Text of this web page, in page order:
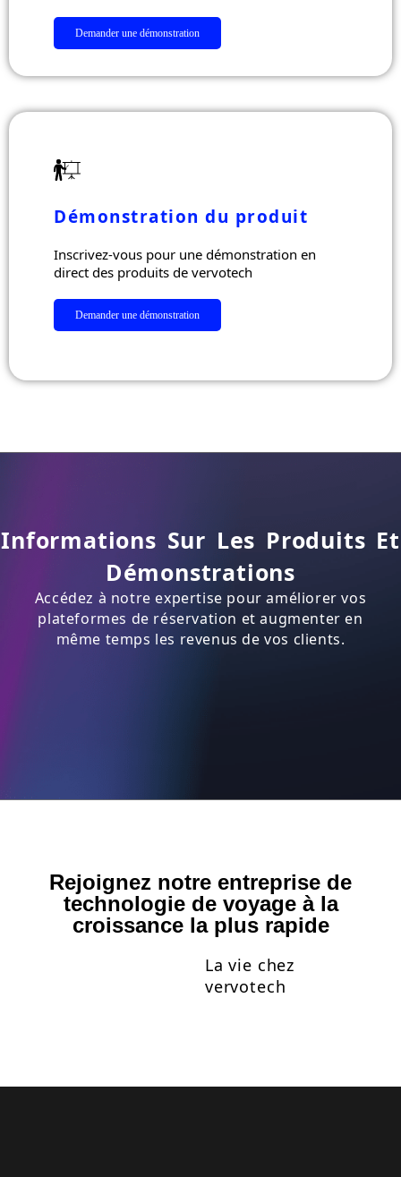
Demander une démonstration
Démonstration du produit
Inscrivez-vous pour une démonstration en
direct des produits de vervotech
Demander une démonstration
Informations Sur Les Produits Et
Démonstrations
Accédez à notre expertise pour améliorer vos
plateformes de réservation et augmenter en
même temps les revenus de vos clients.
Rejoignez notre entreprise de
technologie de voyage à la
croissance la plus rapide
La vie chez
vervotech